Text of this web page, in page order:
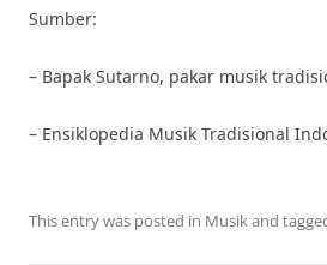
Sumber:
– Bapak Sutarno, pakar musik
– Ensiklopedia Musik Tradisional
This entry was posted in Musikand